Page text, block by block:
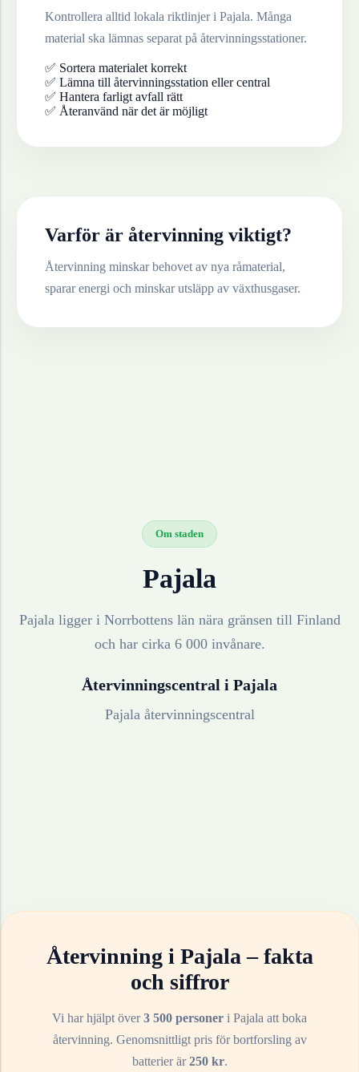
Kontrollera alltid lokala riktlinjer i Pajala. Många
material ska lämnas separat på återvinningsstationer.
✅ Sortera materialet korrekt
✅ Lämna till återvinningsstation eller central
✅ Hantera farligt avfall rätt
✅ Återanvänd när det är möjligt
Varför är återvinning viktigt?
Återvinning minskar behovet av nya råmaterial,
sparar energi och minskar utsläpp av växthusgaser.
Om staden
Pajala
Pajala ligger i Norrbottens län nära gränsen till Finland
och har cirka 6 000 invånare.
Återvinningscentral i Pajala
Pajala återvinningscentral
Återvinning i Pajala– fakta
och siffror
Vi har hjälpt över3 500 personer i Pajala att boka
återvinning. Genomsnittligt pris för bortforsling av
batterierär250kr.